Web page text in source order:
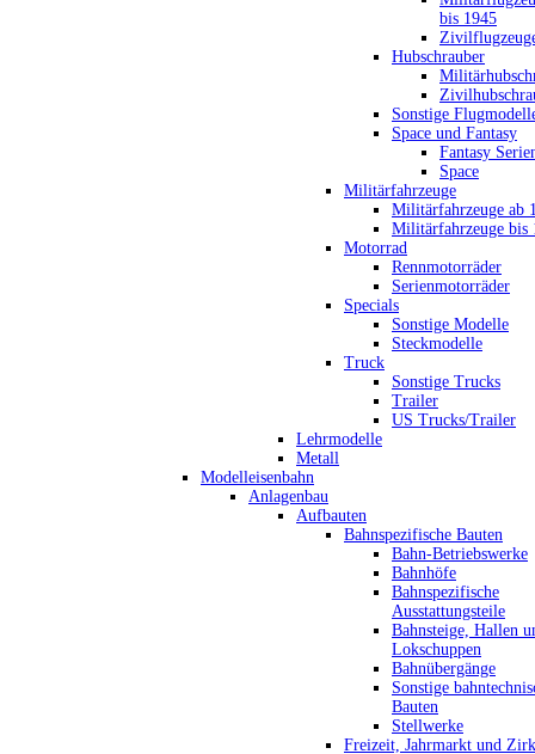
bis 1945
Hubschrauber
Sonstige
Space und Fantasy
Fantasy
Space
Militärfahrzeuge
Militärfahrzeuge ab
Militärfahrzeuge bis
Motorrad
Rennmotorräder
Serienmotorräder
Specials
Sonstige Modelle
Steckmodelle
Truck
Sonstige Trucks
Trailer
US Trucks/Trailer
Lehrmodelle
Metall
Modelleisenbahn
Anlagenbau
Aufbauten
Bahnspezifische Bauten
Bahn-Betriebswerke
Bahnhöfe
Bahnspezifische
Ausstattungsteile
Bahnsteige, Hallen
Lokschuppen
Bahnübergänge
Sonstige
Bauten
Stellwerke
Freizeit, Jahrmarkt und